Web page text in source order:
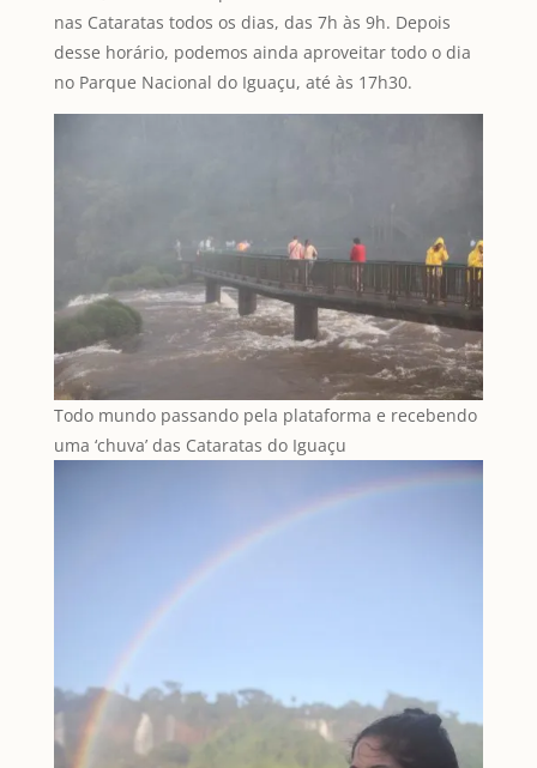
nas Cataratas todos os dias, das 7h às 9h. Depois
desse horário, podemos ainda aproveitar todo o dia
no Parque Nacional do Iguaçu, até às 17h30.
Todo mundo passando pela plataforma e recebendo
uma ‘chuva’ das Cataratas do Iguaçu